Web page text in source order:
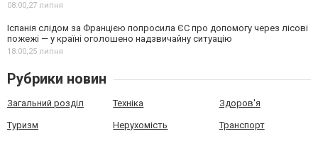
08:00,27 липня
Іспанія слідом за Францією попросила ЄС про допомогу через лісові
пожежі — у країні оголошено надзвичайну ситуацію
18:00,25 липня
Рубрики новин
Загальний розділ Техніка Здоров'я
Туризм Нерухомість Транспорт